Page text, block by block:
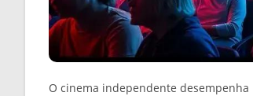
O cinema independente